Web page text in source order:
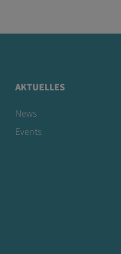
AKTUELLES
News
Events